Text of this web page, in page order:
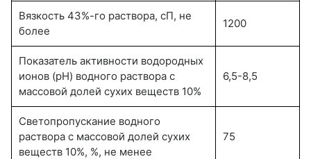
Вязкость 43%-го раствора, сП, не
более
1200
Показатель активности водородных
ионов (pH) водного раствора с
массовой долей сухих веществ 10%
6,5-8,5
Светопропускание водного
раствора с массовой долей сухих
веществ 10%, %, не менее
75